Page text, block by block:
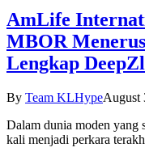
AmLife
MBOR
Lengkap
By Team KLHypeAugust
Dalam dunia moden yang
kali menjadi perkara